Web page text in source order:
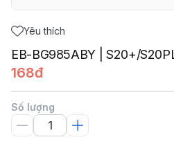
Yêu thích
EB-BG985ABY | S20+/
168đ
Số lượng